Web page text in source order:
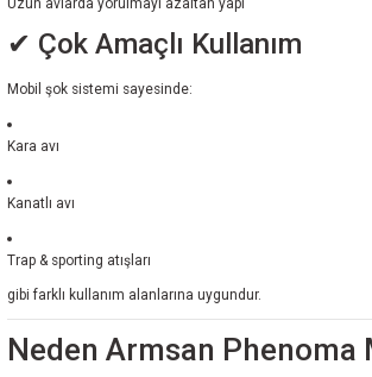
Uzun avlarda yorulmayı azaltan yapı
✔ Çok Amaçlı Kullanım
Mobil şok sistemi sayesinde:
Kara avı
Kanatlı avı
Trap & sporting atışları
gibi farklı kullanım alanlarına uygundur.
Neden Armsan Phenoma